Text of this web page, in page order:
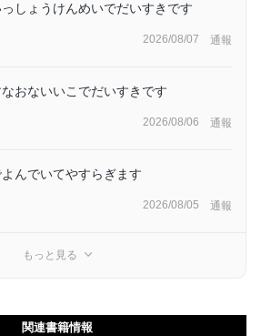
しょうけんめいでだいすきです
2026/08/07 通報
おないいこでだいすきです
2026/08/06 通報
んでいてやすらぎます
2026/08/05 通報
もっと見る
関連書籍情報